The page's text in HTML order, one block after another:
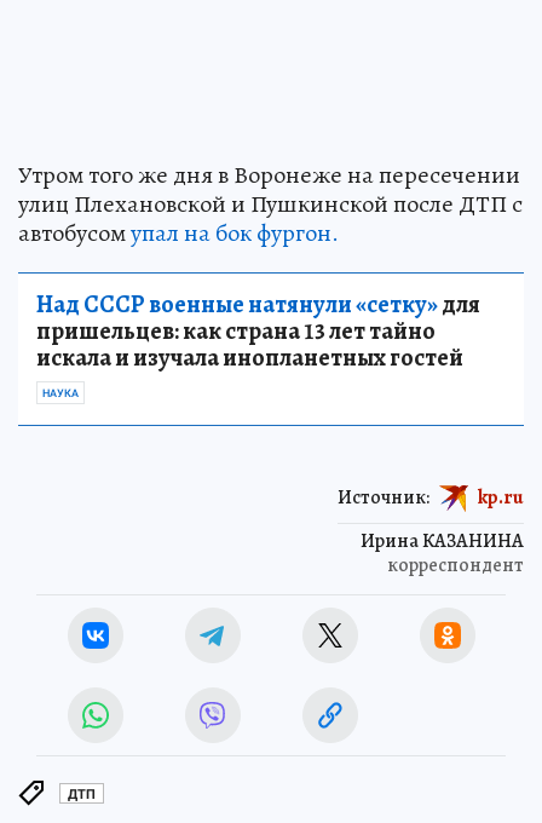
Утром того же дня в Воронеже на пересечении
улиц Плехановской и Пушкинской после ДТП с
автобусомупал на бок фургон.
Над СССР военные натянули «сетку»для
пришельцев: как страна 13 лет тайно
искала и изучала инопланетных гостей
НАУКА
Ирина КАЗАНИНА
корреспондент
Источник: kp.ru
ДТП